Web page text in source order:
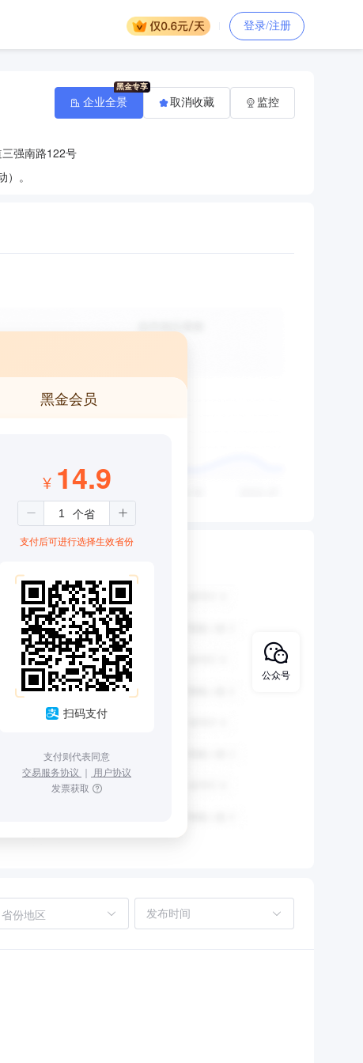
登录/注册
强南路122号
。
企业全景 取消收藏 监控
黑金会员
¥ 14.9
支付后可进行选择生效省份
扫码支付
支付则代表同意
交易服务协议 ｜ 用户协议
发票获取
省份地区
公众号